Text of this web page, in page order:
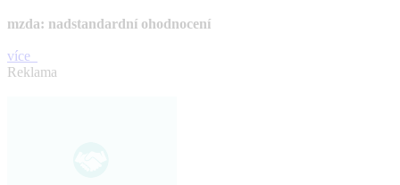
mzda: nadstandardní ohodnocení
více
Reklama